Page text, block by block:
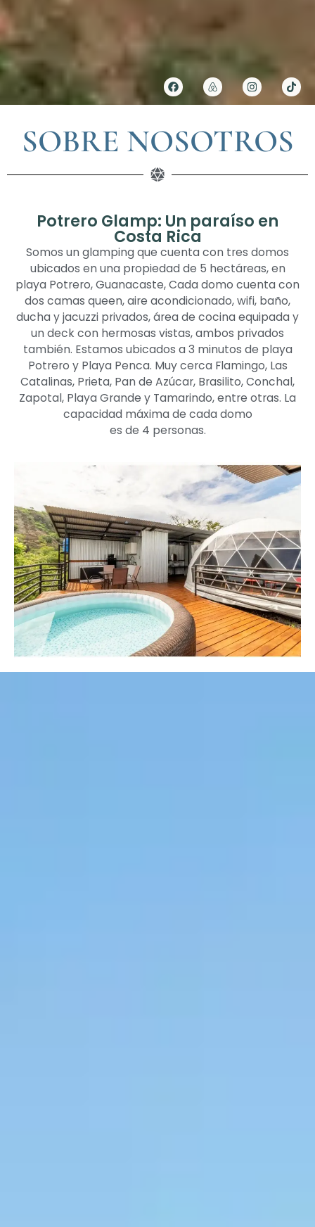
SOBRE NOSOTROS
Potrero Glamp: Un paraíso en
Costa Rica
Somos un glamping que cuenta con tres domos
ubicados en una propiedad de 5 hectáreas, en
playa Potrero, Guanacaste, Cada domo cuenta con
dos camas queen, aire acondicionado, wifi, baño,
ducha y jacuzzi privados, área de cocina equipada y
un deck con hermosas vistas, ambos privados
también. Estamos ubicados a 3 minutos de playa
Potrero y Playa Penca. Muy cerca Flamingo, Las
Catalinas, Prieta, Pan de Azúcar, Brasilito, Conchal,
Zapotal, Playa Grande y Tamarindo, entre otras. La
capacidad máxima de cada domo
es de 4 personas.